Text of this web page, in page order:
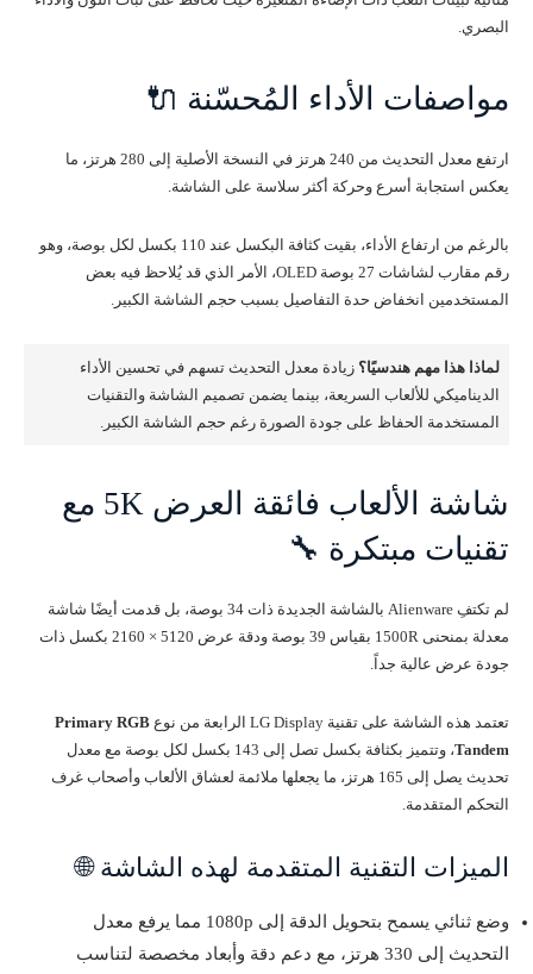
البصري.
مواصفات الأداء المُحسّنة 🔌
ارتفع معدل التحديث من 240 هرتز في النسخة الأصلية إلى 280 هرتز، ما
يعكس استجابة أسرع وحركة أكثر سلاسة على الشاشة.
بالرغم من ارتفاع الأداء، بقيت كثافة البكسل عند 110 بكسل لكل بوصة، وهو
رقم مقارب لشاشات 27 بوصة OLED، الأمر الذي قد يُلاحظ فيه بعض
المستخدمين انخفاض حدة التفاصيل بسبب حجم الشاشة الكبير.
لماذا هذا مهم هندسيًا؟ زيادة معدل التحديث تسهم في تحسين الأداء
الديناميكي للألعاب السريعة، بينما يضمن تصميم الشاشة والتقنيات
المستخدمة الحفاظ على جودة الصورة رغم حجم الشاشة الكبير.
شاشة الألعاب فائقة العرض 5K مع
تقنيات مبتكرة 🔧
لم تكتفِ Alienware بالشاشة الجديدة ذات 34 بوصة، بل قدمت أيضًا شاشة
معدلة بمنحنى 1500R بقياس 39 بوصة ودقة عرض 5120 × 2160 بكسل ذات
جودة عرض عالية جداً.
تعتمد هذه الشاشة على تقنية LG Display الرابعة من نوع
Primary RGB
Tandem
، وتتميز بكثافة بكسل تصل إلى 143 بكسل لكل بوصة مع معدل
تحديث يصل إلى 165 هرتز، ما يجعلها ملائمة لعشاق الألعاب وأصحاب غرف
التحكم المتقدمة.
الميزات التقنية المتقدمة لهذه الشاشة 🌐
وضع ثنائي يسمح بتحويل الدقة إلى 1080p مما يرفع معدل
التحديث إلى 330 هرتز، مع دعم دقة وأبعاد مخصصة لتناسب